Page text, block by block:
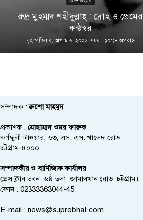
রুদ্র মুহম্মদ শহীদুল্লাহ্ : দ্রোহ ও প্রেমের
কন্ঠস্বর
বৃহস্পতিবার, আগস্ট ৬, ২০২৬; সময় : ১০:১৪ অপরাহ্ণ
সম্পাদক :রুশো মাহমুদ
প্রকাশক : মোহাম্মদ ওমর ফারুক
কর্ণফুলী টাওয়ার, ৬৩, এস. এস. খালেদ রোড
চট্টগ্রাম-৪০০০
সম্পাদকীয় ও বাণিজ্যিক কার্যালয়
প্রেস ক্লাব ভবন, ৬ষ্ঠ তলা, জামালখান রোড, চট্টগ্রাম।
ফোন : 02333363044-45
E-mail : news@suprobhat.com